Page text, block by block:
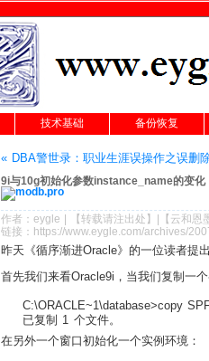
技术基础 备份恢复
« DBA警世录：职业生涯误操作之误删
9i与10g初始化参数instance_name的变化
作者： eygle 【转载请注出处 】|【 云和恩
链接： https://www.eygle.com/archives/
昨天《循序渐进Oracle》的一位读者提
首先我们来看Oracle9i，当我们复制一个
C:\ORACLE~1\database>copy
已复制 1 个文件。
在另外一个窗口初始化一个实例环境：